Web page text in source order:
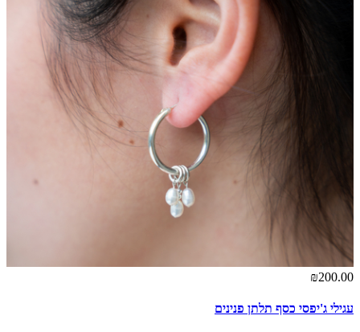
₪200.00
עגילי ג'יפסי כסף תלתן פנינים